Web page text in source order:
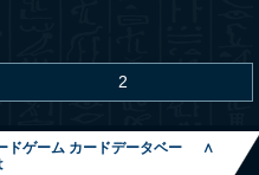
2
ドゲーム カードデータベー
∧